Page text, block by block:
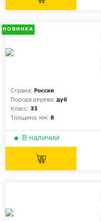
НОВИНКА
Страна:
Россия
Порода дерева: дуб
Класс: 33
Толщина, мм: 8
В наличии